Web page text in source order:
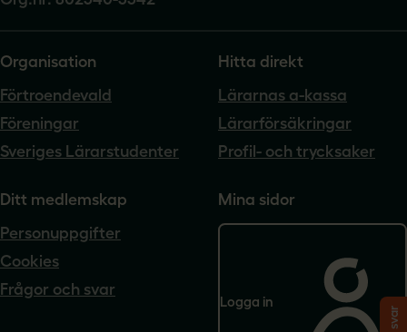
Organisation
Förtroendevald
Föreningar
Sveriges Lärarstudenter
Hitta direkt
Lärarnas a-kassa
Lärarförsäkringar
Profil- och trycksaker
Ditt medlemskap
Personuppgifter
Cookies
Frågor och svar
Mina sidor
Logga in